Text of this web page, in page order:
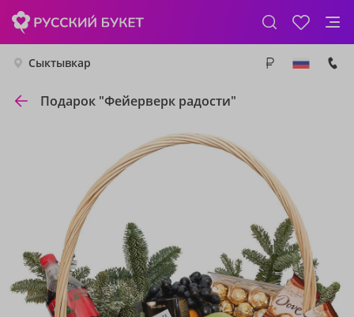
Сыктывкар
Подарок "Фейерверк радости"